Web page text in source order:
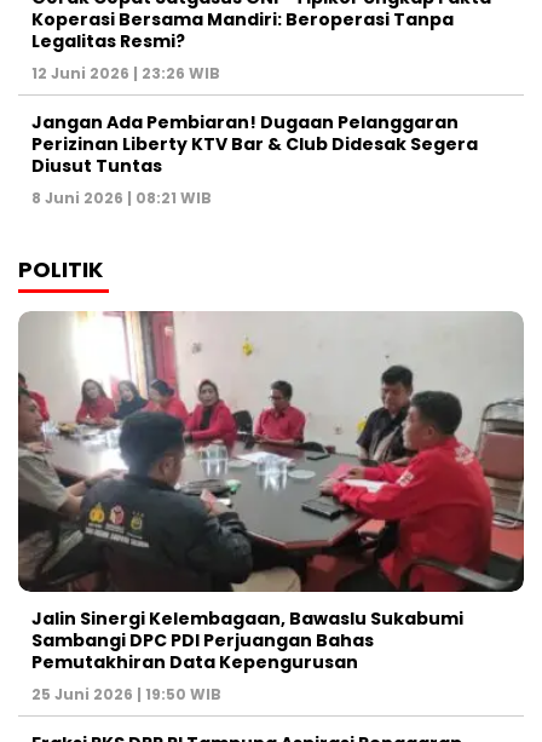
Koperasi Bersama Mandiri: Beroperasi Tanpa
Legalitas Resmi?
12 Juni 2026 | 23:26 WIB
Jangan Ada Pembiaran! Dugaan Pelanggaran
Perizinan Liberty KTV Bar & Club Didesak Segera
Diusut Tuntas
8 Juni 2026 | 08:21 WIB
POLITIK
Jalin Sinergi Kelembagaan, Bawaslu Sukabumi
Sambangi DPC PDI Perjuangan Bahas
Pemutakhiran Data Kepengurusan
25 Juni 2026 | 19:50 WIB